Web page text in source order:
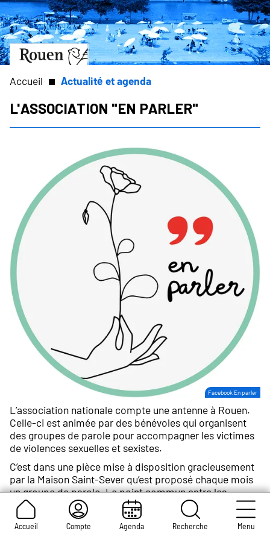
Aller
au
contenu
principal
Aller
à
la
page
Slide
1
of
1
Accueil Compte Agenda Recherche Menu
Fil
Accueil Actualité et agenda
L'association "En parler"
Crédit
photo :
Facebook En parler
L’association nationale compte une antenne à Rouen.
Celle-ci est animée par des bénévoles qui organisent
des groupes de parole pour accompagner les victimes
de violences sexuelles et sexistes.
C’est dans une pièce mise à disposition gracieusement
par la Maison Saint-Sever qu’est proposé chaque mois
un groupe de parole. Le point commun entre les
participants ? Ils et elles sont victimes de violences
sexuelles et sexistes. « Notre but est d’accompagner
ces personnes à libérer la parole », précise d’entrée